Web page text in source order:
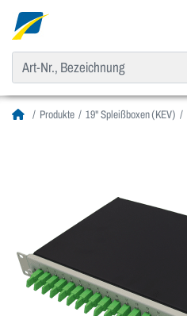
Produkte 19" Spleißboxen (KEV)